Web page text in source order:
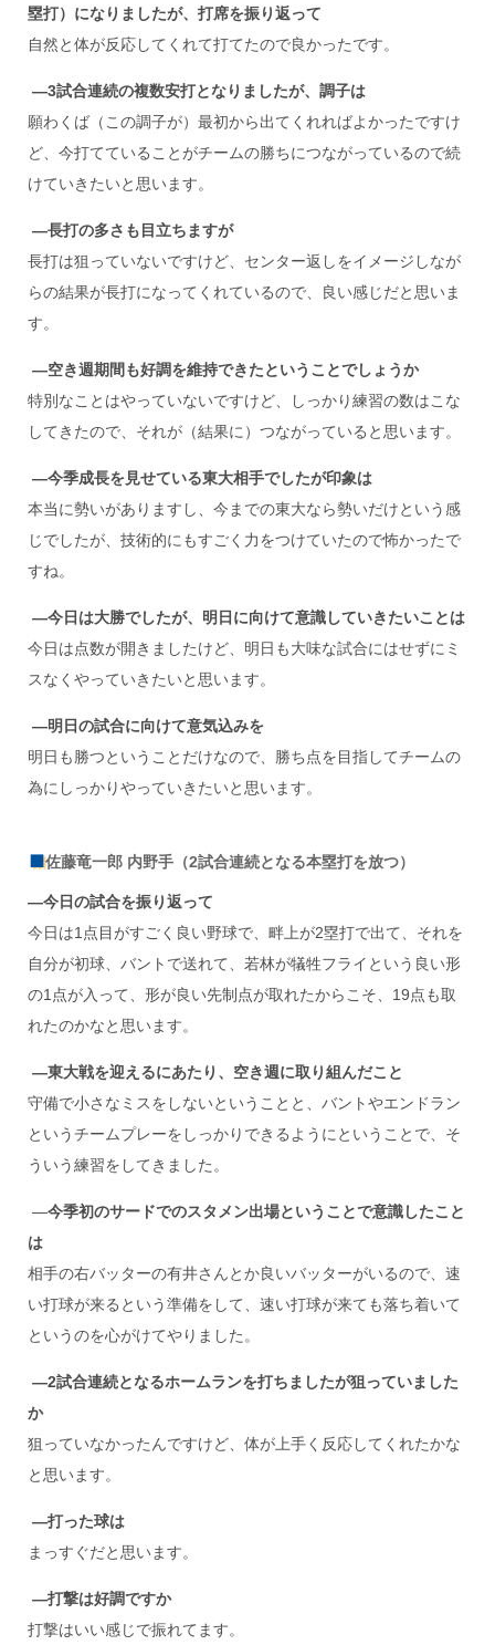
塁打）になりましたが、打席を振り返って
自然と体が反応してくれて打てたので良かったです。
―3試合連続の複数安打となりましたが、調子は
願わくば（この調子が）最初から出てくれればよかったですけ
ど、今打てていることがチームの勝ちにつながっているので続
けていきたいと思います。
―長打の多さも目立ちますが
長打は狙っていないですけど、センター返しをイメージしなが
らの結果が長打になってくれているので、良い感じだと思いま
す。
―空き週期間も好調を維持できたということでしょうか
特別なことはやっていないですけど、しっかり練習の数はこな
してきたので、それが（結果に）つながっていると思います。
―今季成長を見せている東大相手でしたが印象は
本当に勢いがありますし、今までの東大なら勢いだけという感
じでしたが、技術的にもすごく力をつけていたので怖かったで
すね。
―今日は大勝でしたが、明日に向けて意識していきたいことは
今日は点数が開きましたけど、明日も大味な試合にはせずにミ
スなくやっていきたいと思います。
―明日の試合に向けて意気込みを
明日も勝つということだけなので、勝ち点を目指してチームの
為にしっかりやっていきたいと思います。
佐藤竜一郎 内野手（2試合連続となる本塁打を放つ）
―今日の試合を振り返って
今日は1点目がすごく良い野球で、畔上が2塁打で出て、それを
自分が初球、バントで送れて、若林が犠牲フライという良い形
の1点が入って、形が良い先制点が取れたからこそ、19点も取
れたのかなと思います。
―東大戦を迎えるにあたり、空き週に取り組んだこと
守備で小さなミスをしないということと、バントやエンドラン
というチームプレーをしっかりできるようにということで、そ
ういう練習をしてきました。
―今季初のサードでのスタメン出場ということで意識したこと
は
相手の右バッターの有井さんとか良いバッターがいるので、速
い打球が来るという準備をして、速い打球が来ても落ち着いて
というのを心がけてやりました。
―2試合連続となるホームランを打ちましたが狙っていました
か
狙っていなかったんですけど、体が上手く反応してくれたかな
と思います。
―打った球は
まっすぐだと思います。
―打撃は好調ですか
打撃はいい感じで振れてます。